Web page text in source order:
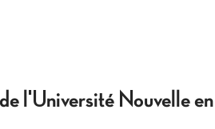
l'Université Nouvelle